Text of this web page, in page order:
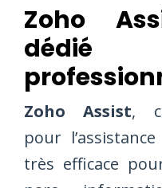
Zoho
Zoho Assist,
pour
très efficace